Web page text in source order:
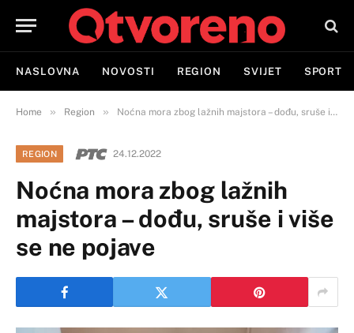
NASLOVNA NOVOSTI REGION SVIJET SPORT
Home » Region » Noćna mora zbog lažnih majstora – dođu, sruše i više se ne pojave
REGION 24.12.2022
Noćna mora zbog lažnih
majstora – dođu, sruše i više
se ne pojave